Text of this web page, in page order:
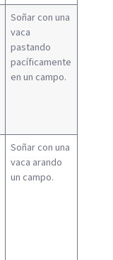
Soñar con una
vaca
pastando
pacíficamente
en un campo.
Soñar con una
vaca arando
un campo.